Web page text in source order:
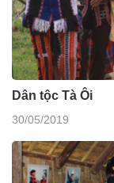
Dân tộc Tà Ôi
30/05/2019